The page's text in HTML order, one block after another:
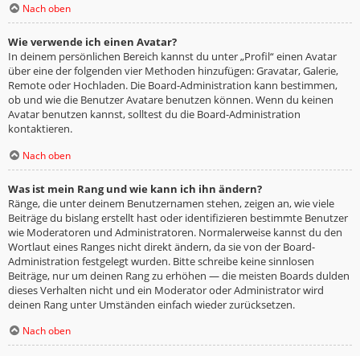
Nach oben
Wie verwende ich einen Avatar?
In deinem persönlichen Bereich kannst du unter „Profil“ einen Avatar
über eine der folgenden vier Methoden hinzufügen: Gravatar, Galerie,
Remote oder Hochladen. Die Board-Administration kann bestimmen,
ob und wie die Benutzer Avatare benutzen können. Wenn du keinen
Avatar benutzen kannst, solltest du die Board-Administration
kontaktieren.
Nach oben
Was ist mein Rang und wie kann ich ihn ändern?
Ränge, die unter deinem Benutzernamen stehen, zeigen an, wie viele
Beiträge du bislang erstellt hast oder identifizieren bestimmte Benutzer
wie Moderatoren und Administratoren. Normalerweise kannst du den
Wortlaut eines Ranges nicht direkt ändern, da sie von der Board-
Administration festgelegt wurden. Bitte schreibe keine sinnlosen
Beiträge, nur um deinen Rang zu erhöhen — die meisten Boards dulden
dieses Verhalten nicht und ein Moderator oder Administrator wird
deinen Rang unter Umständen einfach wieder zurücksetzen.
Nach oben